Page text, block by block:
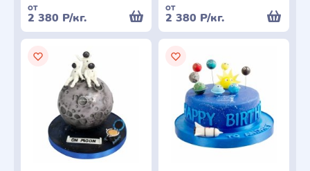
от
2 380 Р/кг.
от
2 380 Р/кг.